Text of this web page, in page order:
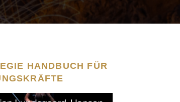
HANDBUCH FÜR